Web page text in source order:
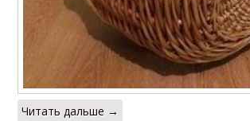
Читать дальше →